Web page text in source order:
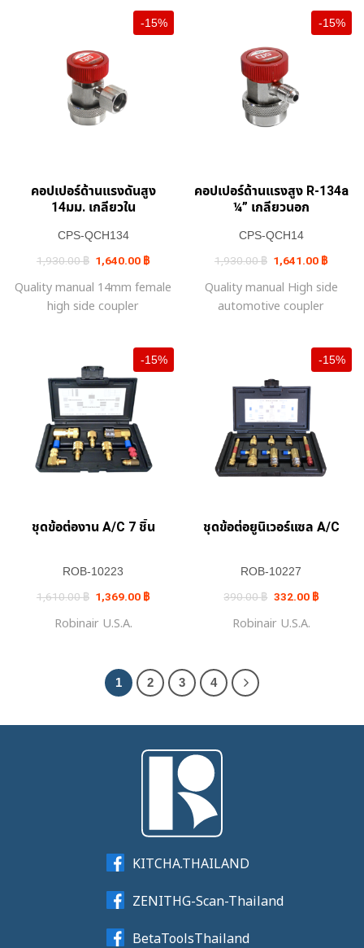
-15%
คอปเปอร์ด้านแรงดันสูง
14มม. เกลียวใน
CPS-QCH134
1,930.00฿ Original
price
1,930.00 ฿.
1,640.00 ฿Current
price
1,640.00 ฿.
Quality manual 14mm female
high side coupler
-15%
คอปเปอร์ด้านแรงสูง R-134a
¼” เกลียวนอก
CPS-QCH14
1,930.00฿ Original
price
1,930.00 ฿.
1,641.00 ฿Current
price
Quality manual High side
automotive coupler
-15%
ชุดข้อต่องาน A/C 7 ชิ้น
ROB-10223
1,610.00฿ Original
price
1,610.00 ฿.
1,369.00 ฿Current
price
Robinair U.S.A.
-15%
ชุดข้อต่อยูนิเวอร์แซล A/C
ROB-10227
390.00฿ Original
price
390.00 ฿.
332.00 ฿Current
price
Robinair U.S.A.
1 2 3 4
KITCHA.THAILAND
ZENITHG-Scan-Thailand
BetaToolsThailand